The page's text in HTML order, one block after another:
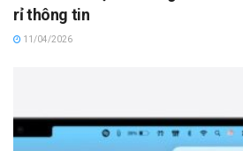
rỉ thông tin
11/04/2026